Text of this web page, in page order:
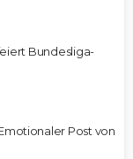
Bundesliga-
Post von